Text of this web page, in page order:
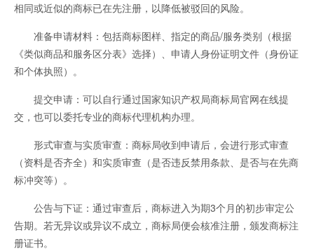
相同或近似的商标已在先注册，以降低被驳回的风险。
准备申请材料：包括商标图样、指定的商品/服务类别（根据
《类似商品和服务区分表》选择）、申请人身份证明文件（身份证
和个体执照）。
提交申请：可以自行通过国家知识产权局商标局官网在线提
交，也可以委托专业的商标代理机构办理。
形式审查与实质审查：商标局收到申请后，会进行形式审查
（资料是否齐全）和实质审查（是否违反禁用条款、是否与在先商
标冲突等）。
公告与下证：通过审查后，商标进入为期3个月的初步审定公
告期。若无异议或异议不成立，商标局便会核准注册，颁发商标注
册证书。